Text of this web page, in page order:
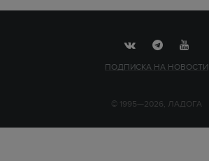
ПОДПИСКА НА НОВОСТИ
© 1995—2026, ЛАДОГА